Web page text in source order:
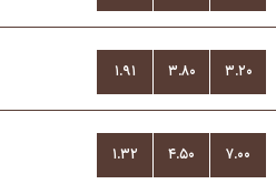
۱.۹۱ ۳.۸۰ ۳.۲۰
۱.۳۲ ۴.۵۰ ۷.۰۰